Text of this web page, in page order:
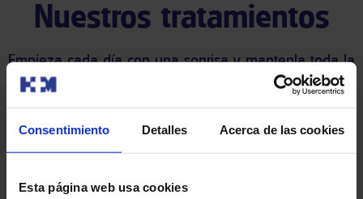
Consentimiento Detalles Acerca de las cookies
Esta página web usa cookies
Nuestros tratamientos
Empieza cada día con una sonrisa y mantenla toda la
Vida. Cuidamos de su salud bucodental con el mejor
tratamiento posible.